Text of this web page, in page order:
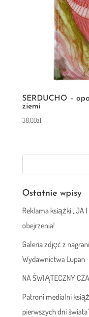
SERDUCHO –
ziemi
38,00zł
Ostatnie wpisy
Reklama książki ,,JA
obejrzenia!
Galeria zdjęć z
Wydawnictwa Lupan
NA ŚWIĄTECZNY
Patroni medialni
pierwszych dni